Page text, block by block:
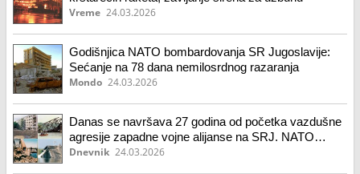
Vreme 24.03.2026
Godišnjica NATO bombardovanja SR Jugoslavije:
Sećanje na 78 dana nemilosrdnog razaranja
Mondo 24.03.2026
Danas se navršava 27 godina od početka vazdušne
agresije zapadne vojne alijanse na SRJ. NATO
bombe nas gađale 78 dana
Dnevnik 24.03.2026